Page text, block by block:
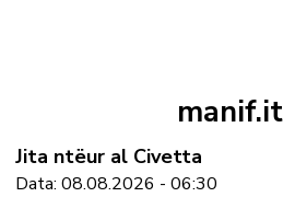
manif.it
Jita ntëur al Civetta
Data: 08.08.2026 - 06:30